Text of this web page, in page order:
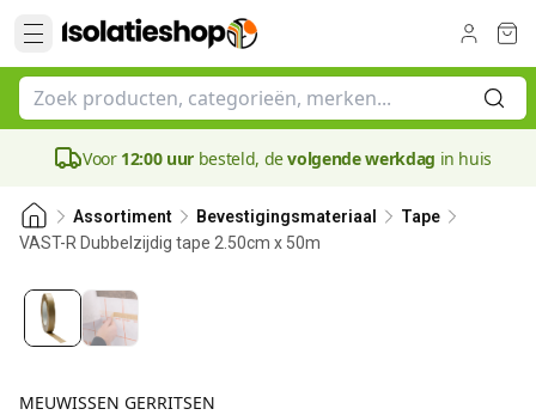
Voor 12:00 uur besteld, devolgende werkdag in huis
Assortiment Bevestigingsmateriaal
Tape
VAST-R Dubbelzijdig tape 2.50cm x 50m
MEUWISSEN GERRITSEN